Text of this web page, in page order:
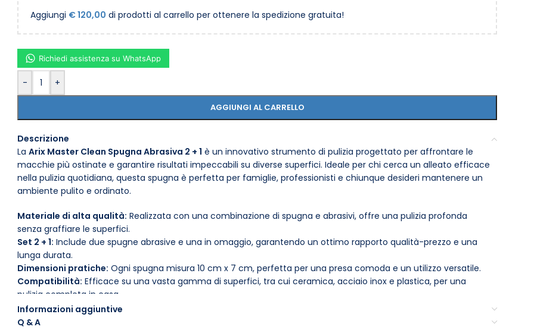
Aggiungi €120,00 di prodotti al carrello per ottenere la spedizione gratuita!
- +
AGGIUNGI AL CARRELLO
Richiedi assistenza su WhatsApp
Descrizione
LaArix Master Clean Spugna Abrasiva 2 + 1 è un innovativo strumento di pulizia progettato per affrontare le
macchie più ostinate e garantire risultati impeccabili su diverse superfici. Ideale per chi cerca un alleato efficace
nella pulizia quotidiana, questa spugna è perfetta per famiglie, professionisti e chiunque desideri mantenere un
ambiente pulito e ordinato.
Materiale di alta qualità: Realizzata con una combinazione di spugna e abrasivi, offre una pulizia profonda
senza graffiare le superfici.
Set 2 + 1: Include due spugne abrasive e una in omaggio, garantendo un ottimo rapporto qualità-prezzo e una
lunga durata.
Dimensioni pratiche: Ogni spugna misura 10 cm x 7 cm, perfetta per una presa comoda e un utilizzo versatile.
Compatibilità: Efficace su una vasta gamma di superfici, tra cui ceramica, acciaio inox e plastica, per una
pulizia completa in casa.
Facile da usare:Basta inumidire la spugna e applicare il detergente per ottenere risultati ottimali; ideale per la
pulizia di cucina e bagno.
Informazioni aggiuntive
Q & A